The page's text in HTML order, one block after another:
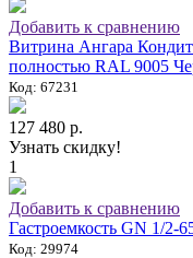
Добавить к сравнению
Витрина Ангара
полностью RAL 9005
Код: 67231
127 480 р.
Узнать скидку!
1
Добавить к сравнению
Гастроемкость GN 1/2-
Код: 29974